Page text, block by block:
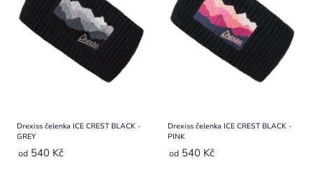
Drexiss čelenka ICE CREST BLACK -
GREY
od 540 Kč
Drexiss čelenka ICE CREST BLACK -
PINK
od 540 Kč